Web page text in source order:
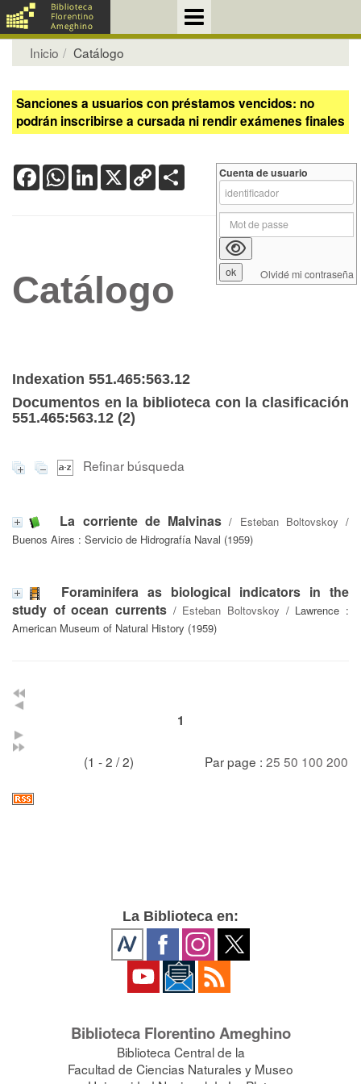
Inicio Catálogo
Sanciones a usuarios con préstamos vencidos: no
podrán inscribirse a cursada ni rendir exámenes finales
FacebookWhatsApp
LinkedIn
X Copy
Link
Catálogo
Indexation 551.465:563.12
Documentos en la biblioteca con la clasificación
551.465:563.12 (2)
Refinar búsqueda
La corriente de Malvinas / Esteban Boltovskoy /
Buenos Aires : Servicio de Hidrografía Naval (1959)
Foraminifera as biological indicators in the
study of ocean currents / Esteban Boltovskoy / Lawrence :
American Museum of Natural History (1959)
1
(1 - 2 / 2) Par page : 25 50 100 200
Cuenta de usuario
Olvidé mi contraseña
La Biblioteca en:
Biblioteca Florentino Ameghino
Biblioteca Central de la
Facultad de Ciencias Naturales y Museo